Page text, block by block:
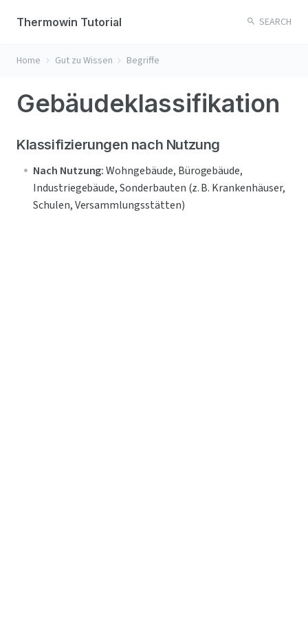
Thermowin Tutorial SEARCH
Home Gut zu Wissen Begriffe
Gebäudeklassifikation
Klassifizierungen nach Nutzung
Nach Nutzung: Wohngebäude, Bürogebäude,
Industriegebäude, Sonderbauten (z. B. Krankenhäuser,
Schulen, Versammlungsstätten)